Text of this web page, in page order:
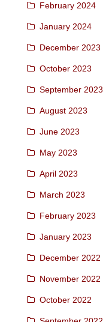
February 2024
January 2024
December 2023
October 2023
September 2023
August 2023
June 2023
May 2023
April 2023
March 2023
February 2023
January 2023
December 2022
November 2022
October 2022